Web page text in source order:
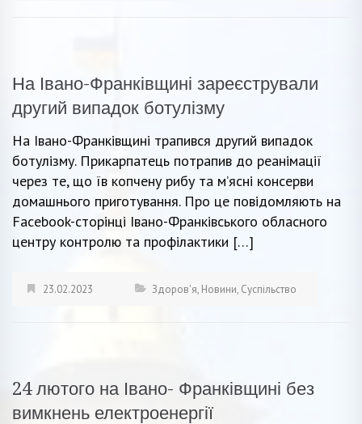
На Івано-Франківщині зареєстрували
другий випадок ботулізму
На Івано-Франківщині трапився другий випадок
ботулізму. Прикарпатець потрапив до реанімації
через те, що їв копчену рибу та м’ясні консерви
домашнього приготування. Про це повідомляють на
Facebook-сторінці Івано-Франківського обласного
центру контролю та профілактики […]
23.02.2023 Здоров'я, Новини, Суспільство
24 лютого на Івано- Франківщині без
вимкнень електроенергії